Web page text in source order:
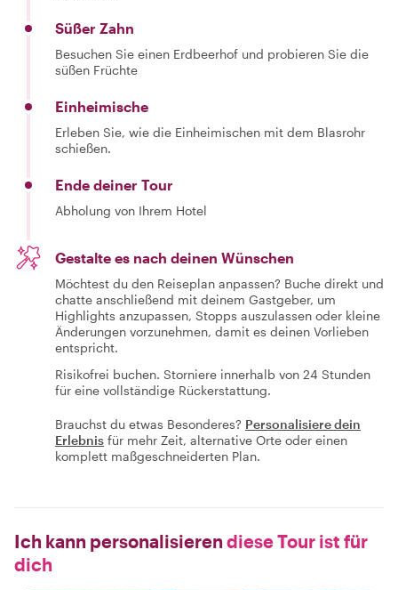
Süßer Zahn
Besuchen Sie einen Erdbeerhof und probieren Sie die
süßen Früchte
Einheimische
Erleben Sie, wie die Einheimischen mit dem Blasrohr
schießen.
Ende deiner Tour
Abholung von Ihrem Hotel
Gestalte es nach deinen Wünschen
Möchtest du den Reiseplan anpassen? Buche direkt und
chatte anschließend mit deinem Gastgeber, um
Highlights anzupassen, Stopps auszulassen oder kleine
Änderungen vorzunehmen, damit es deinen Vorlieben
entspricht.
Risikofrei buchen. Storniere innerhalb von 24 Stunden
für eine vollständige Rückerstattung.
Brauchst du etwas Besonderes? Personalisiere dein
Erlebnis für mehr Zeit, alternative Orte oder einen
komplett maßgeschneiderten Plan.
Ich kann personalisieren diese Tour ist für
dich